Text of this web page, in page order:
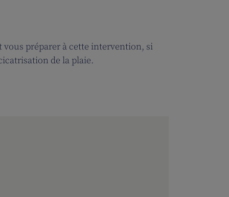
préparer à cette intervention, si
de la plaie.